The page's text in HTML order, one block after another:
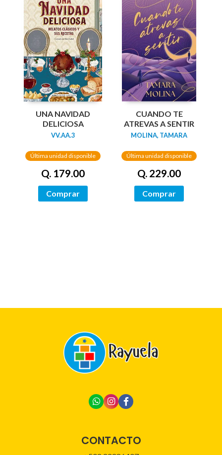
UNA NAVIDAD
DELICIOSA
VV.AA.3
Última unidad disponible
Q. 179.00
Comprar
CUANDO TE
ATREVAS A SENTIR
MOLINA, TAMARA
Última unidad disponible
Q. 229.00
Comprar
CONTACTO